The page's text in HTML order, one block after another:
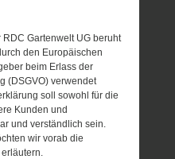
Gartenwelt UG beruht
den Europäischen
beim Erlass der
(DSGVO) verwendet
soll sowohl für die
Kunden und
und verständlich sein.
wir vorab die